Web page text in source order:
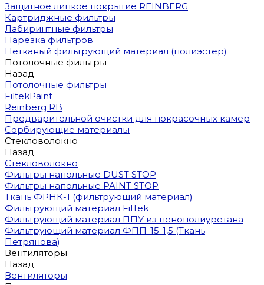
Защитное липкое покрытие REINBERG
Картриджные фильтры
Лабиринтные фильтры
Нарезка фильтров
Нетканый фильтрующий материал (полиэстер)
Потолочные фильтры
Назад
Потолочные фильтры
FiltekPaint
Reinberg RB
Предварительной очистки для покрасочных камер
Сорбирующие материалы
Стекловолокно
Назад
Стекловолокно
Фильтры напольные DUST STOP
Фильтры напольные PAINT STOP
Ткань ФРНК-1 (фильтрующий материал)
Фильтрующий материал FilTek
Фильтрующий материал ППУ из пенополиуретана
Фильтрующий материал ФПП-15-1,5 (Ткань
Петрянова)
Вентиляторы
Назад
Вентиляторы